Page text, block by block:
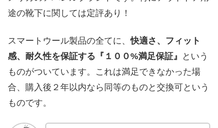
途の靴下に関しては定評あり！
スマートウール製品の全てに、快適さ、フィット
感、耐久性を保証する『１００%満足保証』
という
ものがついています。これは満足できなかった場
合、購入後２年以内なら同等のものと交換可という
ものです。